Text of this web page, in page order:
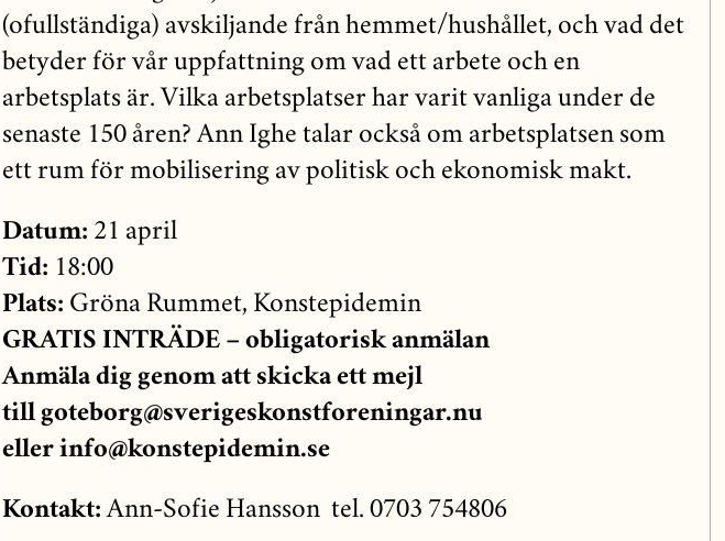
(ofullständiga) avskiljande från hemmet/hushållet, och vad det
betyder för vår uppfattning om vad ett arbete och en
arbetsplats är. Vilka arbetsplatser har varit vanliga under de
senaste 150 åren? Ann Ighe talar också om arbetsplatsen som
ett rum för mobilisering av politisk och ekonomisk makt.
Datum: 21 april
Tid: 18:00
Plats: Gröna Rummet, Konstepidemin
GRATIS INTRÄDE – obligatorisk anmälan
Anmäla dig genom att skicka ett mejl
tillgoteborg@sverigeskonstforeningar.nu
ellerinfo@konstepidemin.se
Kontakt:Ann-Sofie Hansson tel. 0703 754806